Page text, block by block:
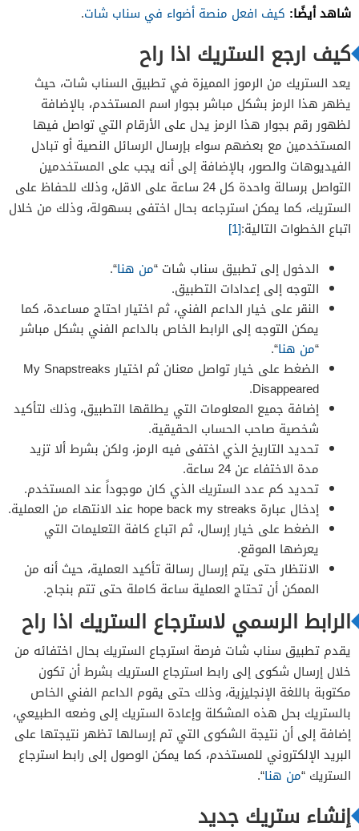
شاهد أيضًا: كيف افعل منصة أضواء في سناب شات.
كيف ارجع الستريك اذا راح
يعد الستريك من الرموز المميزة في تطبيق السناب شات، حيث
يظهر هذا الرمز بشكل مباشر بجوار اسم المستخدم، بالإضافة
لظهور رقم بجوار هذا الرمز يدل على الأرقام التي تواصل فيها
المستخدمين مع بعضهم سواء بإرسال الرسائل النصية أو تبادل
الفيديوهات والصور، بالإضافة إلى أنه يجب على المستخدمين
التواصل برسالة واحدة كل 24 ساعة على الاقل، وذلك للحفاظ على
الستريك، كما يمكن استرجاعه بحال اختفى بسهولة، وذلك من خلال
اتباع الخطوات التالية:[1]
الدخول إلى تطبيق سناب شات “من هنا“.
التوجه إلى إعدادات التطبيق.
النقر على خيار الداعم الفني، ثم اختيار احتاج مساعدة، كما
يمكن التوجه إلى الرابط الخاص بالداعم الفني بشكل مباشر
“من هنا“.
الضغط على خيار تواصل معنان ثم اختيار My Snapstreaks
Disappeared.
إضافة جميع المعلومات التي يطلقها التطبيق، وذلك لتأكيد
شخصية صاحب الحساب الحقيقية.
تحديد التاريخ الذي اختفى فيه الرمز، ولكن بشرط ألا تزيد
مدة الاختفاء عن 24 ساعة.
تحديد كم عدد الستريك الذي كان موجوداً عند المستخدم.
إدخال عبارة hope back my streaks عند الانتهاء من العملية.
الضغط على خيار إرسال، ثم اتباع كافة التعليمات التي
يعرضها الموقع.
الانتظار حتى يتم إرسال رسالة تأكيد العملية، حيث أنه من
الممكن أن تحتاج العملية ساعة كاملة حتى تتم بنجاح.
الرابط الرسمي لاسترجاع الستريك اذا راح
يقدم تطبيق سناب شات فرصة استرجاع الستريك بحال اختفائه من
خلال إرسال شكوى إلى رابط استرجاع الستريك بشرط أن تكون
مكتوبة باللغة الإنجليزية، وذلك حتى يقوم الداعم الفني الخاص
بالستريك بحل هذه المشكلة وإعادة الستريك إلى وضعه الطبيعي،
إضافة إلى أن نتيجة الشكوى التي تم إرسالها تظهر نتيجتها على
البريد الإلكتروني للمستخدم، كما يمكن الوصول إلى رابط استرجاع
الستريك “من هنا“.
إنشاء ستريك جديد